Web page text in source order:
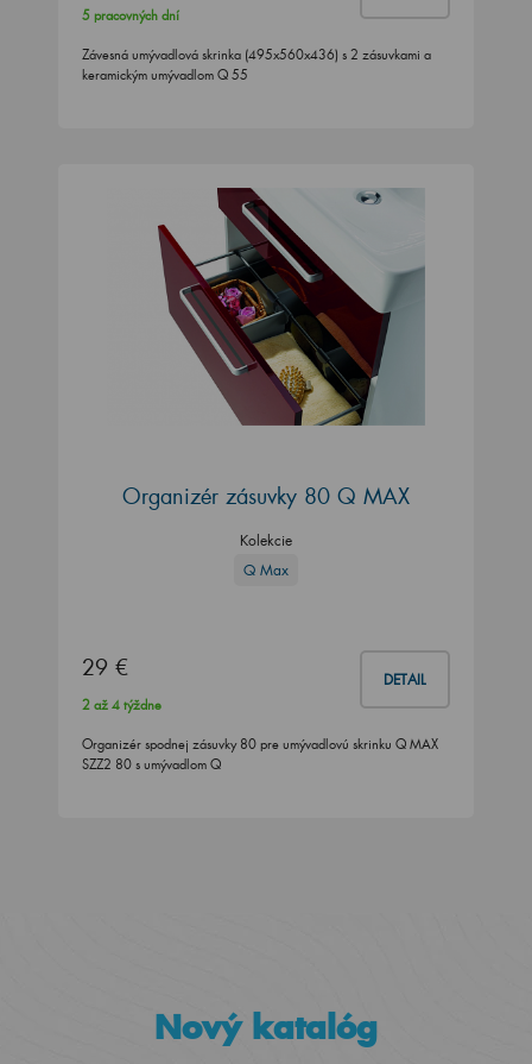
5 pracovných dní
Závesná umývadlová skrinka (495x560x436) s 2 zásuvkami a
keramickým umývadlom Q 55
Organizér zásuvky 80 Q MAX
Kolekcie
Q Max
29 € DETAIL
2 až 4 týždne
Organizér spodnej zásuvky 80 pre umývadlovú skrinku Q MAX
SZZ2 80 s umývadlom Q
Nový katalóg